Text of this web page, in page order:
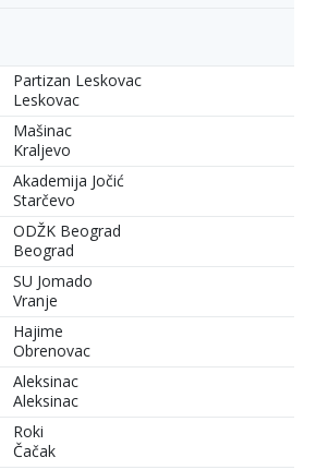
Partizan Leskovac
Leskovac
Mašinac
Kraljevo
Akademija Jočić
Starčevo
ODŽK Beograd
Beograd
SU Jomado
Vranje
Hajime
Obrenovac
Aleksinac
Aleksinac
Roki
Čačak